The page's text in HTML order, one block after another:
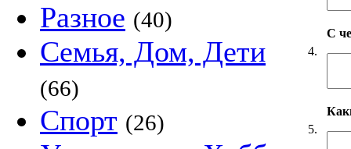
Разное (40)
Семья, Дом, Дети
(66)
Спорт (26)
4.
С
5.